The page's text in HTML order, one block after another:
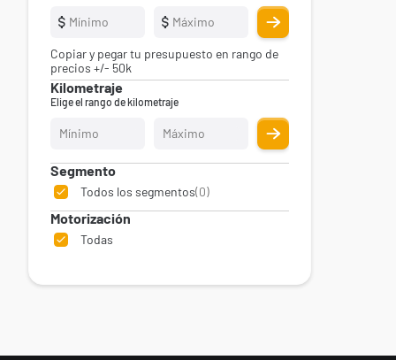
Copiar y pegar tu presupuesto en rango de
precios +/- 50k
Kilometraje
Elige el rango de kilometraje
Segmento
Todos los segmentos(0)
Motorización
Todas